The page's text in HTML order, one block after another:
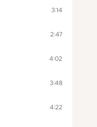
3:14
2:47
4:02
3:48
4:22